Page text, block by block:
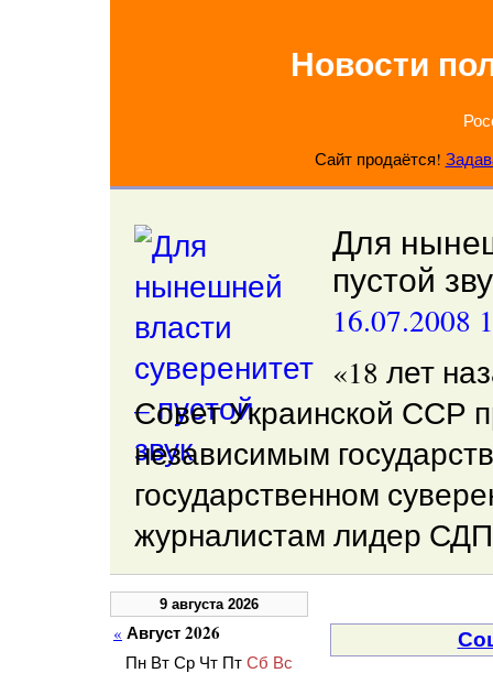
Новости
Сайт продаётся!
Для
пустой
16.07.2008
«18 лет
Совет Украинской ССР
независимым
государственном
журналистам лидер
9 августа 2026
« Август 2026
Пн Вт Ср Чт Пт Сб Вс